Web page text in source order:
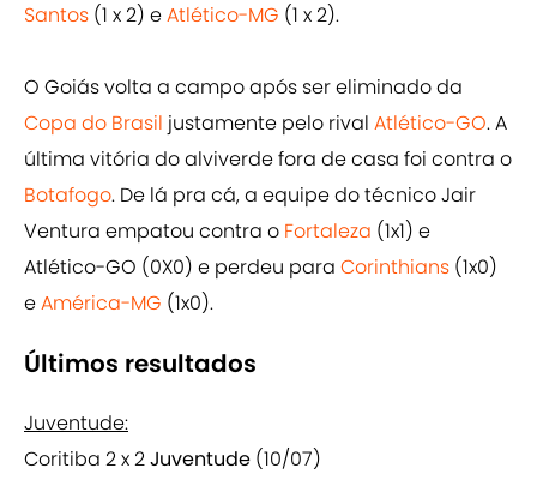
Santos (1 x 2) eAtlético-MG (1 x 2).
O Goiás volta a campo após ser eliminado da
Copa do Brasil justamente pelo rival Atlético-GO. A
última vitória do alviverde fora de casa foi contra o
Botafogo. De lá pra cá, a equipe do técnico Jair
Ventura empatou contra o Fortaleza (1x1) e
Atlético-GO (0X0) e perdeu para Corinthians (1x0)
eAmérica-MG (1x0).
Últimos resultados
Juventude:
Coritiba 2 x 2Juventude (10/07)